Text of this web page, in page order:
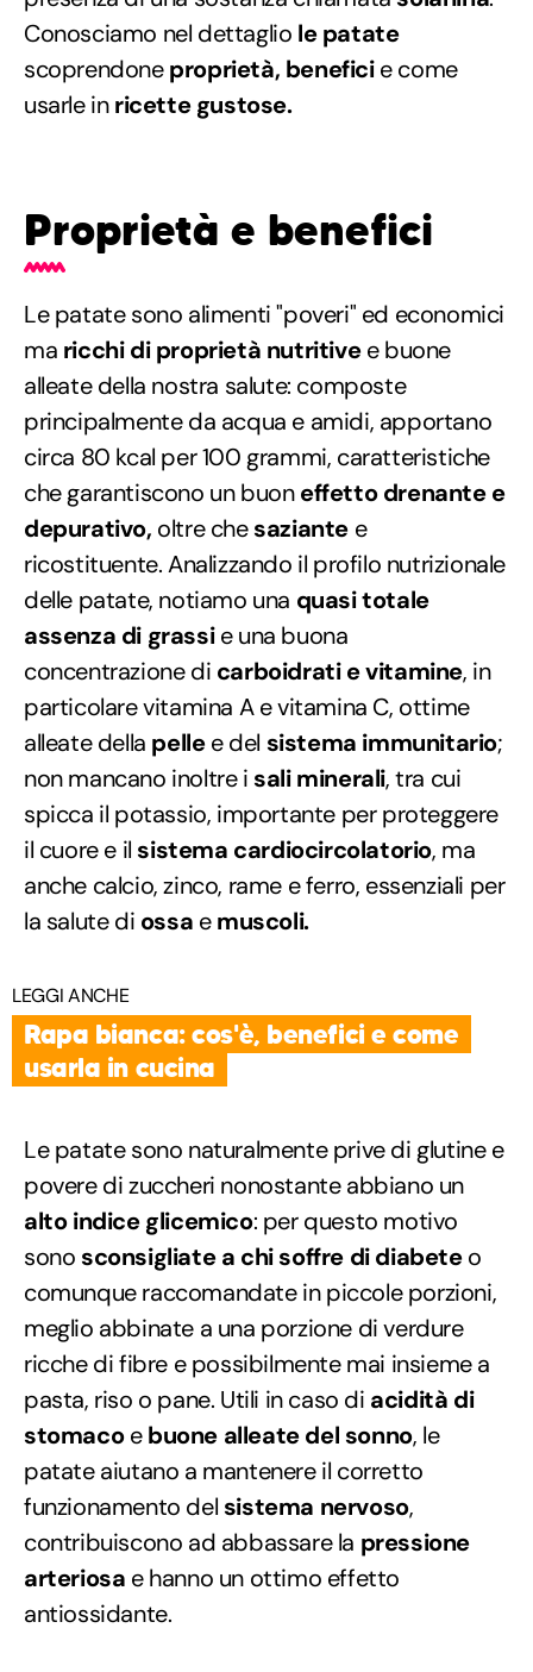
Conosciamo nel dettaglio le patate
scoprendoneproprietà, beneficie come
usarle inricette gustose.
Proprietà e benefici
Le patate sono alimenti "poveri" ed economici
ma ricchi di proprietà nutritivee buone
alleate della nostra salute: composte
principalmente da acqua e amidi, apportano
circa 80 kcal per 100 grammi, caratteristiche
che garantiscono un buoneffetto drenante e
depurativo, oltre chesaziante e
ricostituente. Analizzando il profilo nutrizionale
delle patate, notiamo una quasi totale
assenza di grassie una buona
concentrazione di carboidrati e vitamine, in
particolare vitamina A e vitamina C, ottime
alleate della pellee del sistema immunitario;
non mancano inoltre i sali minerali, tra cui
spicca il potassio, importante per proteggere
il cuore e il sistema cardiocircolatorio, ma
anche calcio, zinco, rame e ferro, essenziali per
la salute di ossa emuscoli.
LEGGI ANCHE
Rapa bianca: cos'è, benefici e come
usarla in cucina
Le patate sono naturalmente prive di glutine e
povere di zuccheri nonostante abbiano un
alto indice glicemico: per questo motivo
sono sconsigliate a chi soffre di diabeteo
comunque raccomandate in piccole porzioni,
meglio abbinate a una porzione di verdure
ricche di fibre e possibilmente mai insieme a
pasta, riso o pane. Utili in caso di acidità di
stomacoebuone alleate del sonno, le
patate aiutano a mantenere il corretto
funzionamento del sistema nervoso,
contribuiscono ad abbassare la pressione
arteriosa e hanno un ottimo effetto
antiossidante.